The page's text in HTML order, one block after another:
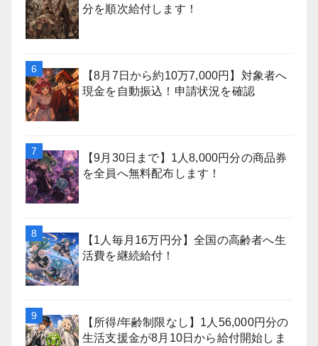
分を順次給付します！
【8月7日から約10万7,000円】対象者へ
現金を自動振込！申請状況を確認
【9月30日まで】1人8,000円分の商品券
を全員へ無料配布します！
【1人毎月16万円分】全国の高齢者へ生
活費を継続給付！
【所得/年齢制限なし】1人56,000円分の
生活支援金が8月10日から給付開始しま